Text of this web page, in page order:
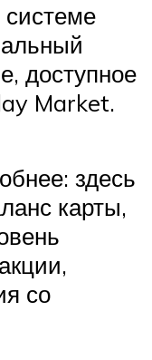
доступное
Market.
здесь
карты,
со